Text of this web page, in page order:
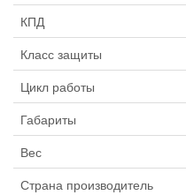
КПД
Класс защиты
Цикл работы
Габариты
Вес
Страна производитель